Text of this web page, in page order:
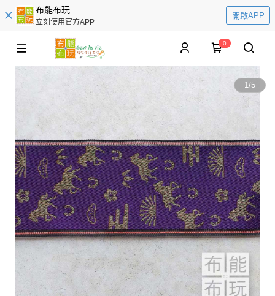
布能布玩
立刻使用官方APP
開啟APP
0
1/5